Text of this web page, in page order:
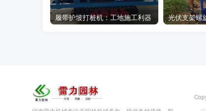
履带护坡打桩机：工地施工利器